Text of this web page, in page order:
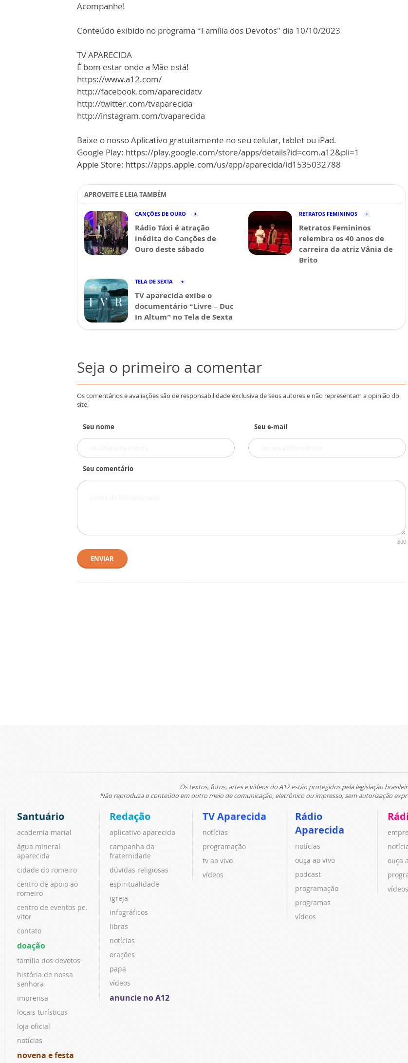
Acompanhe!
Conteúdo exibido no programa “Família dos Devotos" dia 10/10/2023
TV APARECIDA
É bom estar onde a Mãe está!
https://www.a12.com/
http://facebook.com/aparecidatv
http://twitter.com/tvaparecida
http://instagram.com/tvaparecida
Baixe o nosso Aplicativo gratuitamente no seu celular, tablet ou iPad.
Google Play: https://play.google.com/store/apps/details?id=com.a12&pli=1
Apple Store: https://apps.apple.com/us/app/aparecida/id1535032788
APROVEITE E LEIA TAMBÉM
CANÇÕES DE OURO
Rádio Táxi é atração
inédita do Canções de
Ouro deste sábado
RETRATOS FEMININOS
Retratos Femininos
relembra os 40 anos de
carreira da atriz Vânia de
Brito
TELA DE SEXTA
TV aparecida exibe o
documentário “Livre – Duc
In Altum” no Tela de Sexta
Seja o primeiro a comentar
Os comentários e avaliações são de responsabilidade exclusiva de seus autores e não representam a opinião do
site.
Seu nome Seu e-mail
Seu comentário
500
ENVIAR
Os textos, fotos, artes e vídeos do A12 estão protegidos pela legislação
Não reproduza o conteúdo em outro meio de comunicação, eletrônico ou impresso, sem autorização
Santuário
academia marial
água mineral
aparecida
cidade do romeiro
centro de apoio ao
romeiro
centro de eventos pe.
vitor
contato
doação
família dos devotos
história de nossa
senhora
imprensa
locais turísticos
loja oficial
notícias
novena e festa
Redação
aplicativo aparecida
campanha da
fraternidade
dúvidas religiosas
espiritualidade
igreja
infográficos
libras
notícias
orações
papa
vídeos
anuncie no A12
TV Aparecida
notícias
programação
tv ao vivo
vídeos
Rádio
Aparecida
notícias
ouça ao vivo
podcast
programação
programas
vídeos
ouça
vídeos